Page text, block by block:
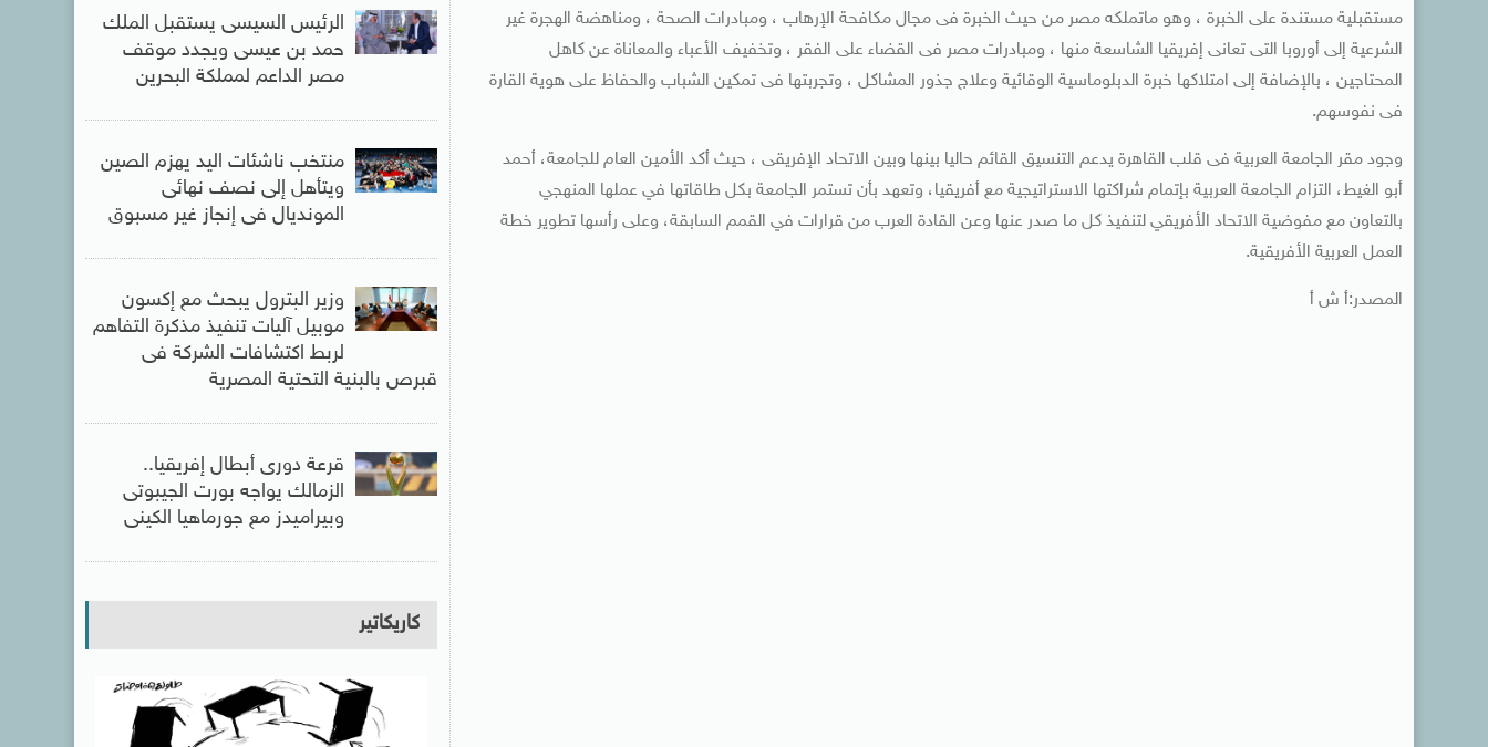
مستقبلية مستندة على الخبرة ، وهو ماتملكه مصر من حيث الخبرة فى مجال مكافحة الإرهاب ، ومبادرات الصحة ، ومناهضة الهجرة غير
الشرعية إلى أوروبا التى تعانى إفريقيا الشاسعة منها ، ومبادرات مصر فى القضاء على الفقر ، وتخفيف الأعباء والمعاناة عن كاهل
المحتاجين ، بالإضافة إلى امتلاكها خبرة الدبلوماسية الوقائية وعلاج جذور المشاكل ، وتجربتها فى تمكين الشباب والحفاظ على هوية القارة
فى نفوسهم.
وجود مقر الجامعة العربية فى قلب القاهرة يدعم التنسيق القائم حاليا بينها وبين الاتحاد الإفريقى ، حيث أكد الأمين العام للجامعة، أحمد
أبو الغيط، التزام الجامعة العربية بإتمام شراكتها الاستراتيجية مع أفريقيا، وتعهد بأن تستمر الجامعة بكل طاقاتها في عملها المنهجي
بالتعاون مع مفوضية الاتحاد الأفريقي لتنفيذ كل ما صدر عنها وعن القادة العرب من قرارات في القمم السابقة، وعلى رأسها تطوير خطة
العمل العربية الأفريقية.
المصدر:أ ش أ
الرئيس السيسى يستقبل الملك
حمد بن عيسى ويجدد موقف
مصر الداعم لمملكة البحرين
منتخب ناشئات اليد يهزم الصين
ويتأهل إلى نصف نهائى
المونديال فى إنجاز غير مسبوق
وزير البترول يبحث مع إكسون
موبيل آليات تنفيذ مذكرة التفاهم
لربط اكتشافات الشركة فى
قبرص بالبنية التحتية المصرية
قرعة دورى أبطال إفريقيا..
الزمالك يواجه بورت الجيبوتى
وبيراميدز مع جورماهيا الكينى
كاريكاتير